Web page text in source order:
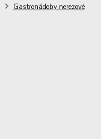
Gastronádoby nerezové